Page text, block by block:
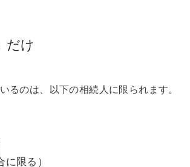
だけ
のは、以下の相続人に限られます。
限る）